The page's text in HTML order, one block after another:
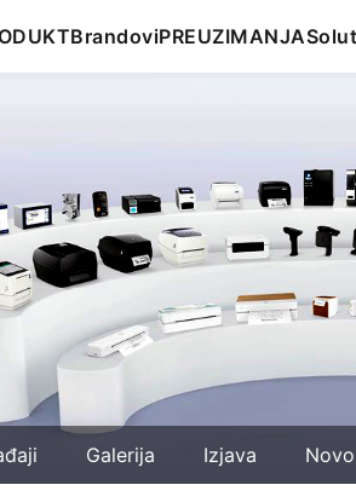
BrandoviPREUZIMANJA
Galerija Izjava